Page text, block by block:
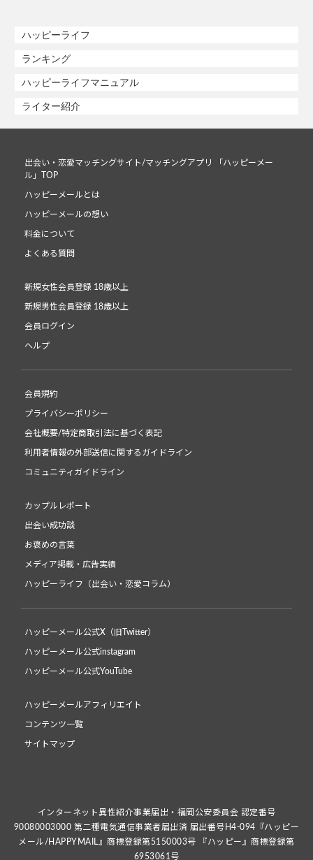
ハッピーライフ
ランキング
ハッピーライフマニュアル
ライター紹介
出会い・恋愛マッチングサイト/マッチングアプリ 「ハッピーメー
ル」TOP
ハッピーメールとは
ハッピーメールの想い
料金について
よくある質問
新規女性会員登録 18歳以上
新規男性会員登録 18歳以上
会員ログイン
ヘルプ
会員規約
プライバシーポリシー
会社概要/特定商取引法に基づく表記
利用者情報の外部送信に関するガイドライン
コミュニティガイドライン
カップルレポート
出会い成功談
お褒めの言葉
メディア掲載・広告実績
ハッピーライフ（出会い・恋愛コラム）
ハッピーメール公式X（旧Twitter）
ハッピーメール公式instagram
ハッピーメール公式YouTube
ハッピーメールアフィリエイト
コンテンツ一覧
サイトマップ
インターネット異性紹介事業届出・福岡公安委員会 認定番号
90080003000 第二種電気通信事業者届出済 届出番号H4-094『ハッピー
メール/HAPPYMAIL』商標登録第5150003号 『ハッピー』商標登録第
6953061号